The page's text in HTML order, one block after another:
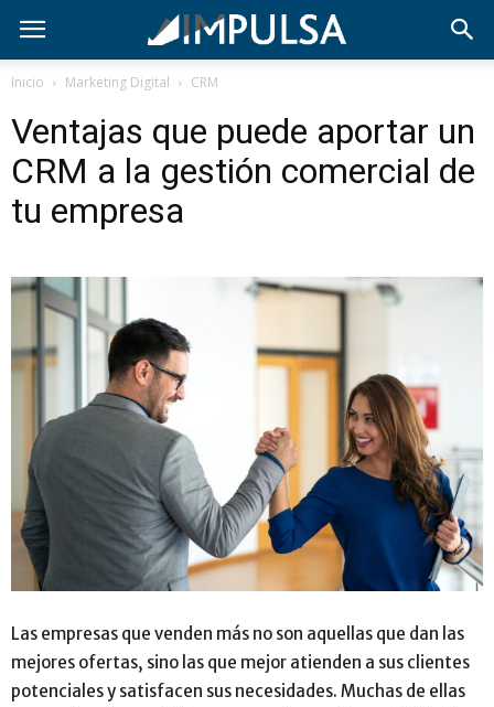
Inicio Marketing Digital CRM
Ventajas que puede aportar un
CRM a la gestión comercial de
tu empresa
Las empresas que venden más no son aquellas que dan las
mejores ofertas, sino las que mejor atienden a sus clientes
potenciales y satisfacen sus necesidades. Muchas de ellas